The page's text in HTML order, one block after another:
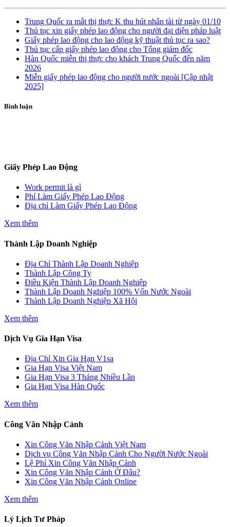
Trung Quốc ra mắt thị thực K thu hút nhân tài từ ngày 01/10
Thủ tục xin giấy phép lao động cho người đại diện pháp luật
Giấy phép lao động cho lao động kỹ thuật thủ tục ra sao?
Thủ tục cấp giấy phép lao động cho Tổng giám đốc
Hàn Quốc miễn thị thực cho khách Trung Quốc đến năm
2026
Miễn giấy phép lao động cho người nước ngoài [Cập nhật
2025]
Bình luận
Giấy Phép Lao Động
Work permit là gì
Phí Làm Giấy Phép Lao Động
Địa chỉ Làm Giấy Phép Lao Động
Xem thêm
Thành Lập Doanh Nghiệp
Địa Chỉ Thành Lập Doanh Nghiệp
Thành Lập Công Ty
Điều Kiện Thành Lập Doanh Nghiệp
Thành Lập Doanh Nghiệp 100% Vốn Nước Ngoài
Thành Lập Doanh Nghiệp Xã Hội
Xem thêm
Dịch Vụ Gia Hạn Visa
Địa Chỉ Xin Gia Hạn V1sa
Gia Hạn Visa Việt Nam
Gia Hạn Visa 3 Tháng Nhiều Lần
Gia Hạn Visa Hàn Quốc
Xem thêm
Công Văn Nhập Cảnh
Xin Công Văn Nhập Cảnh Việt Nam
Dịch vụ Công Văn Nhập Cảnh Cho Người Nước Ngoài
Lệ Phí Xin Công Văn Nhập Cảnh
Xin Công Văn Nhập Cảnh Ở Đâu?
Xin Công Văn Nhập Cảnh Online
Xem thêm
Lý Lịch Tư Pháp